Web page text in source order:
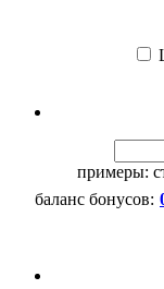
примеры:
баланс бонусов: